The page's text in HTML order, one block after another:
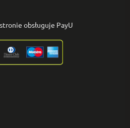
obsługuje PayU